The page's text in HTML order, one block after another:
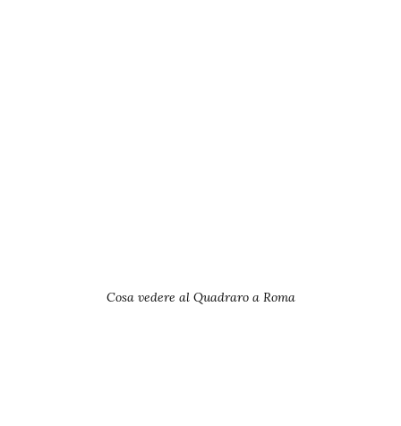
Cosa vedere al Quadraro a Roma